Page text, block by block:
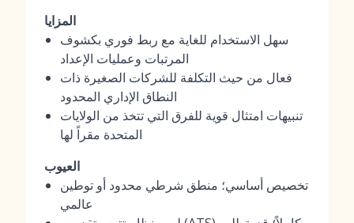
المزايا
سهل الاستخدام للغاية مع ربط فوري بكشوف
المرتبات وعمليات الإعداد
فعال من حيث التكلفة للشركات الصغيرة ذات
النطاق الإداري المحدود
تنبيهات امتثال قوية للفرق التي تتخذ من الولايات
المتحدة مقراً لها
العيوب
تخصيص أساسي؛ منطق شرطي محدود أو توطين
عالمي